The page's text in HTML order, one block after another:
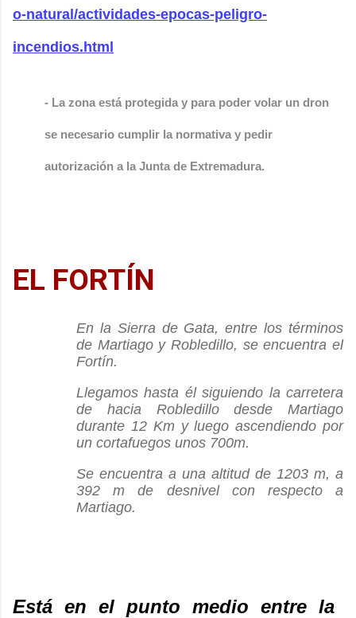
o-natural/actividades-epocas-peligro-
incendios.html
- La zona está protegida y para poder volar un dron
se necesario cumplir la normativa y pedir
autorización a la Junta de Extremadura.
EL FORTÍN
En la Sierra de Gata, entre los términos
de Martiago y Robledillo, se encuentra el
Fortín.
Llegamos hasta él siguiendo la carretera
de hacia Robledillo desde Martiago
durante 12 Km y luego ascendiendo por
un cortafuegos unos 700m.
Se encuentra a una altitud de 1203 m, a
392 m de desnivel con respecto a
Martiago.
Está en el punto medio entre la